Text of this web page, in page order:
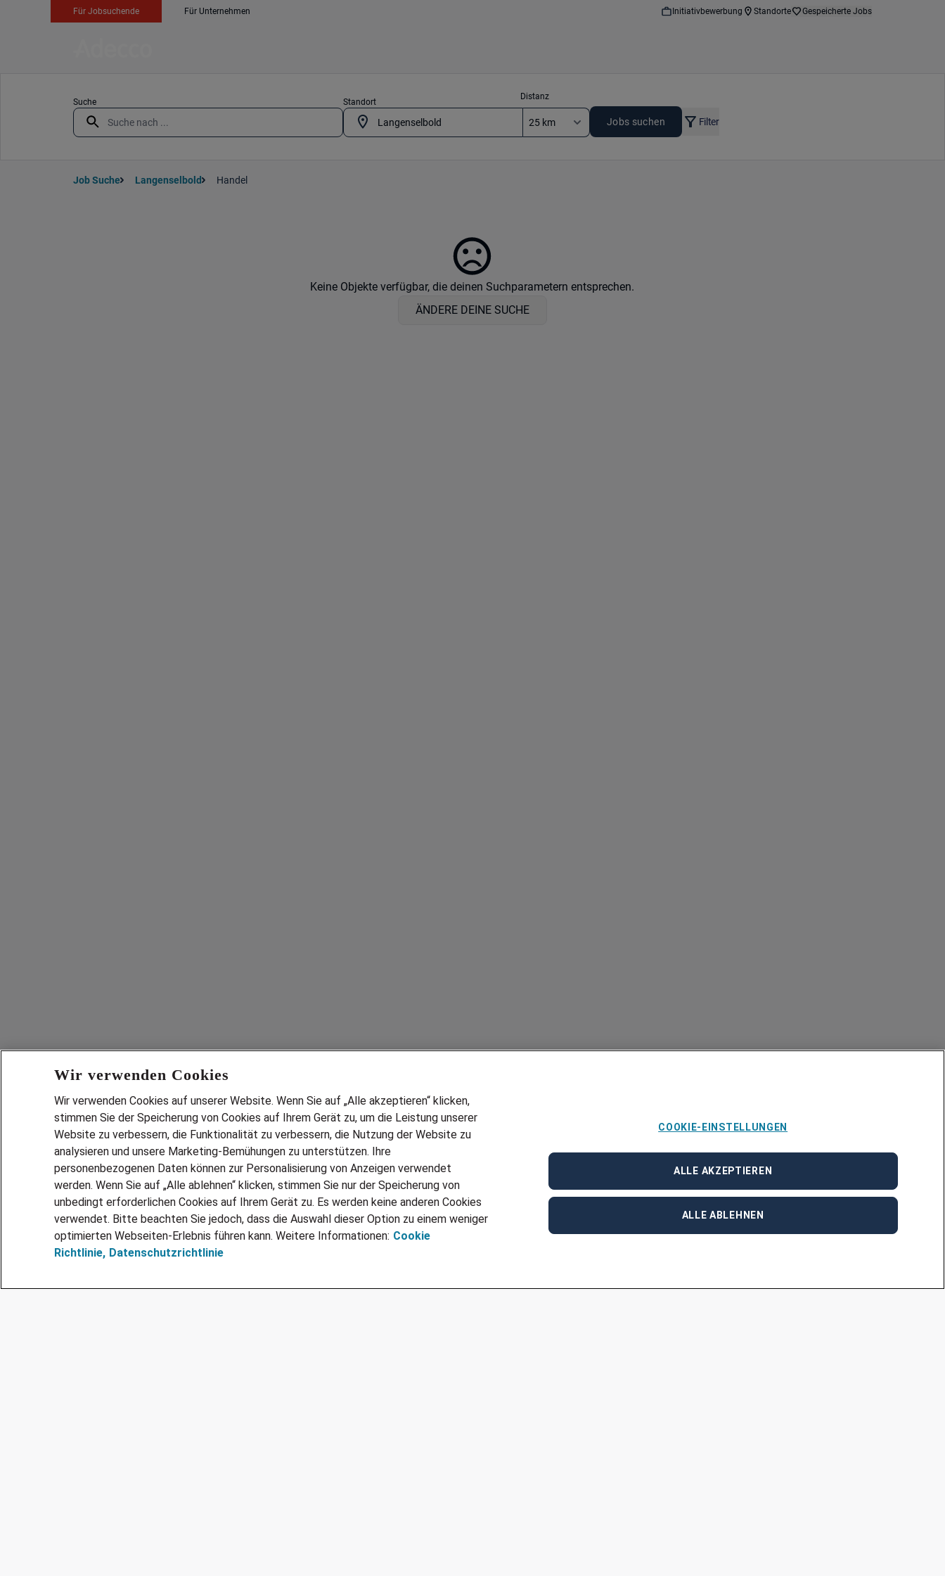
Für Jobsuchende Für Unternehmen Initiativbewerbung Standorte Gespeicherte Jobs
Suche Standort
Distanz
Jobs suchen Filter
Job Suche Langenselbold Handel
Keine Objekte verfügbar, die deinen Suchparametern entsprechen.
ÄNDERE DEINE SUCHE
Wir verwenden Cookies
Wir verwenden Cookies auf unserer Website. Wenn Sie auf „Alle akzeptieren“ klicken,
stimmen Sie der Speicherung von Cookies auf Ihrem Gerät zu, um die Leistung unserer
Website zu verbessern, die Funktionalität zu verbessern, die Nutzung der Website zu
analysieren und unsere Marketing-Bemühungen zu unterstützen. Ihre
personenbezogenen Daten können zur Personalisierung von Anzeigen verwendet
werden. Wenn Sie auf „Alle ablehnen“ klicken, stimmen Sie nur der Speicherung von
unbedingt erforderlichen Cookies auf Ihrem Gerät zu. Es werden keine anderen Cookies
verwendet. Bitte beachten Sie jedoch, dass die Auswahl dieser Option zu einem weniger
optimierten Webseiten-Erlebnis führen kann. Weitere Informationen: Cookie
Richtlinie, Datenschutzrichtlinie
COOKIE-EINSTELLUNGEN
ALLE ABLEHNEN
ALLE AKZEPTIEREN